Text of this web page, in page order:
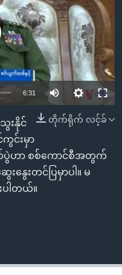
available
6:31
တိုက်ရိုက် လင့်ခ်
ေးနိုင်
င်းမှာ
ဟာ စစ်ကောင်စီအတွက်
နွေးတင်ပြမှာပါ။ မ
ါတယ်။